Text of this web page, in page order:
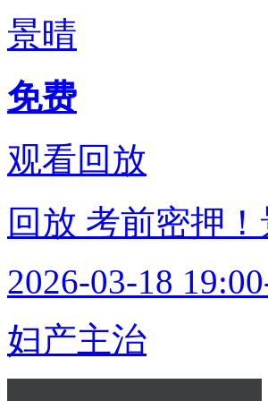
景晴
免费
观看回放
回放 考前密押
2026-03-18
妇产主治